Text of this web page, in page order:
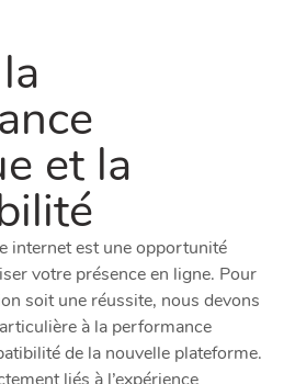
et la
internet est une opportunité
votre présence en ligne. Pour
soit une réussite, nous devons
à la performance
de la nouvelle plateforme.